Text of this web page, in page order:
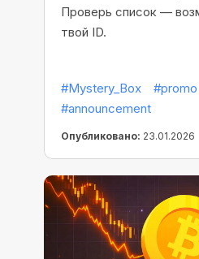
Проверь список —
твой ID.
#Mystery_Box
#promo
#announcement
Опубликовано: 23.01.2026